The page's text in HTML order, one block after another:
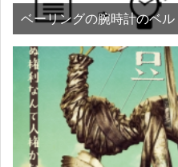
ベーリングの腕時計のベ